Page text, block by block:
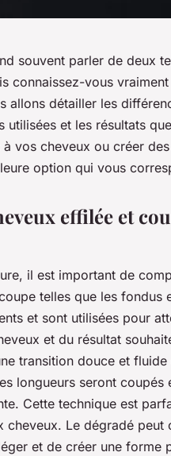
souvent parler de deux
connaissez-vous
allons détailler les
et les résultats
vos cheveux ou créer
option qui vous
effilée et
il est important de
telles que les fondus
et sont utilisées pour
et du résultat
transition douce et fluide
longueurs seront coupés
Cette technique est
Le dégradé peut
et de créer une forme